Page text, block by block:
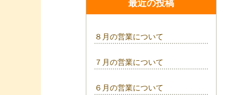
最近の投稿
８月の営業について
７月の営業について
６月の営業について